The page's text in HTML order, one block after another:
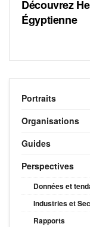
Découvrez
Égyptienne
Portraits
Organisations
Guides
Perspectives
Données et
Industries et
Rapports